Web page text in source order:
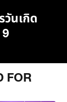
นเกิด
FOR